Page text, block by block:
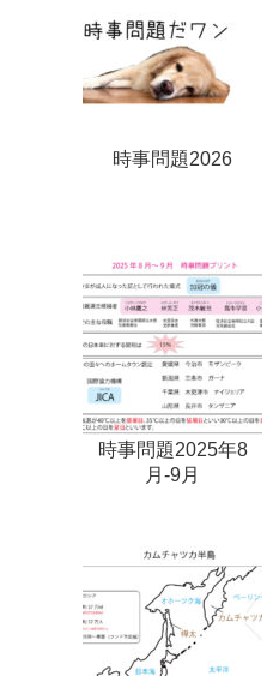
時事問題2026
時事問題2025年8
月-9月